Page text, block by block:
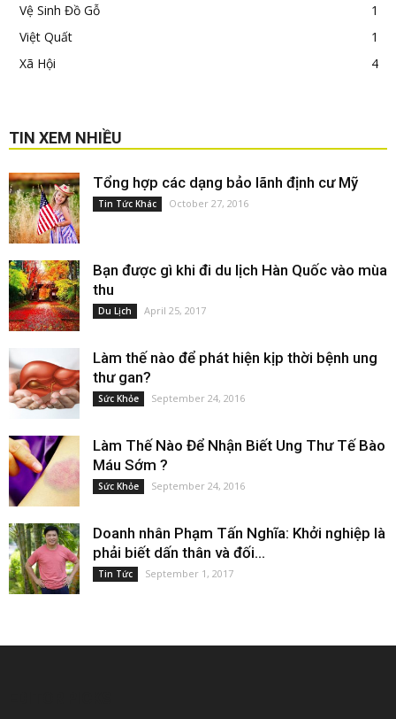
Vệ Sinh Đồ Gỗ
1
Việt Quất
1
Xã Hội
4
TIN XEM NHIỀU
Tổng hợp các dạng bảo lãnh định cư Mỹ
Tin Tức Khác October 27, 2016
Bạn được gì khi đi du lịch Hàn Quốc vào mùa
thu
Du Lịch April 25, 2017
Làm thế nào để phát hiện kịp thời bệnh ung
thư gan?
Sức Khỏe September 24, 2016
Làm Thế Nào Để Nhận Biết Ung Thư Tế Bào
Máu Sớm ?
Sức Khỏe September 24, 2016
Doanh nhân Phạm Tấn Nghĩa: Khởi nghiệp là
phải biết dấn thân và đối...
Tin Tức September 1, 2017